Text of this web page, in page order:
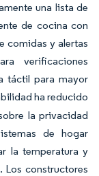
una lista de
de cocina con
comidas y alertas
verificaciones
táctil para mayor
ha reducido
la privacidad
de hogar
la temperatura y
Los constructores